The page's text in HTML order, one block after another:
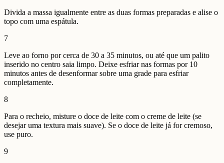
Divida a massa igualmente entre as duas formas preparadas e alise o
topo com uma espátula.
7
Leve ao forno por cerca de 30 a 35 minutos, ou até que um palito
inserido no centro saia limpo. Deixe esfriar nas formas por 10
minutos antes de desenformar sobre uma grade para esfriar
completamente.
8
Para o recheio, misture o doce de leite com o creme de leite (se
desejar uma textura mais suave). Se o doce de leite já for cremoso,
use puro.
9